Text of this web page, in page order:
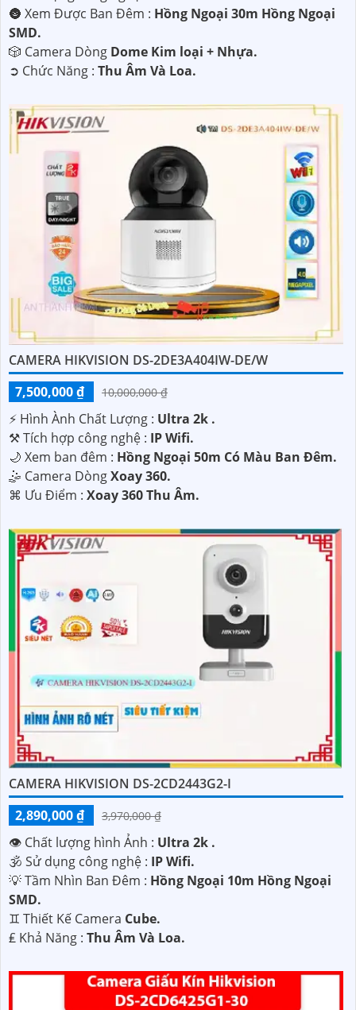
🌚 Xem Được Ban Đêm : Hồng Ngoại 30m Hồng Ngoại
SMD.
🎲 Camera Dòng Dome Kim loại + Nhựa.
️➲ Chức Năng : Thu Âm Và Loa.
CAMERA HIKVISION DS-2DE3A404IW-DE/W
7,500,000 ₫
10,000,000 ₫
️⚡ Hình Ành Chất Lượng : Ultra 2k .
⚒ Tích hợp công nghệ : IP Wifi.
🌙 Xem ban đêm : Hồng Ngoại 50m Có Màu Ban Đêm.
🤹 Camera DòngXoay 360.
️⌘ Ưu Điểm : Xoay 360 Thu Âm.
CAMERA HIKVISION DS-2CD2443G2-I
2,890,000 ₫
3,970,000 ₫
👁 Chất lượng hình Ảnh : Ultra 2k .
🕉️ Sử dụng công nghệ : IP Wifi.
💡 Tầm Nhìn Ban Đêm : Hồng Ngoại 10m Hồng Ngoại
SMD.
♊ Thiết Kế Camera Cube.
️₤ Khả Năng : Thu Âm Và Loa.